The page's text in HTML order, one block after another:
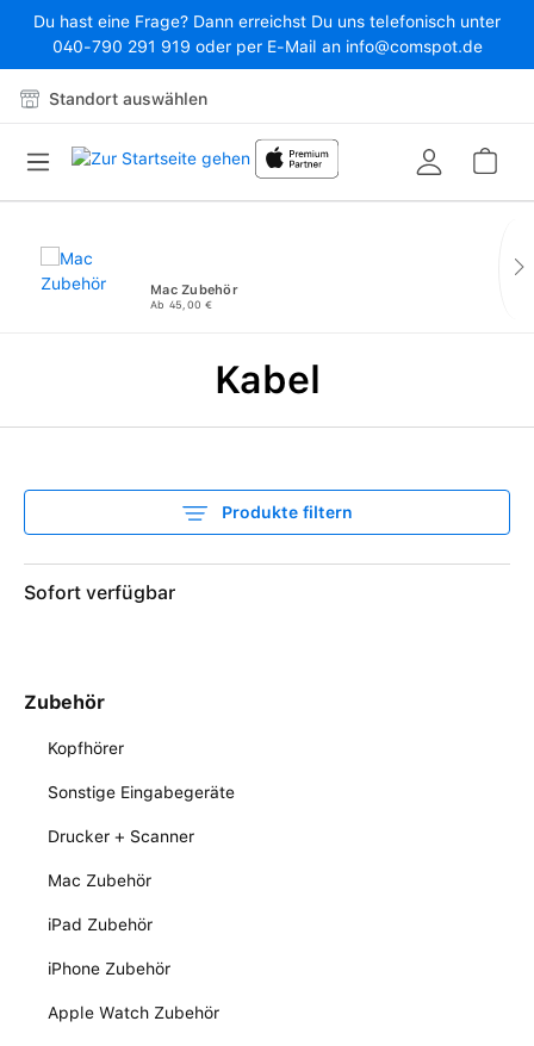
Zum Hauptinhalt springen
Du hast eine Frage? Dann erreichst Du uns telefonisch unter
040-790 291 919 oder per E-Mail an info@comspot.de
Standort auswählen
Mac Zubehör
Ab 45,00 €
Kabel
Produkte filtern
Sofort verfügbar
Zubehör
Kopfhörer
Sonstige Eingabegeräte
Drucker + Scanner
Mac Zubehör
iPad Zubehör
iPhone Zubehör
Apple Watch Zubehör